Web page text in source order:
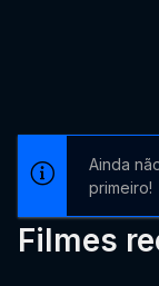
Ainda
primeiro!
Filmes